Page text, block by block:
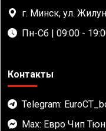
г. Минск, ул.
Пн-Сб | 09:00 -
Контакты
Telegram:
Max: Евро Чип